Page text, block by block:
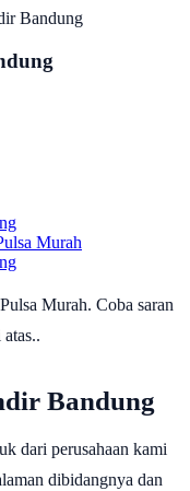
Bandung
Murah
Murah. Coba saran
Bandung
dari perusahaan kami
dibidangnya dan